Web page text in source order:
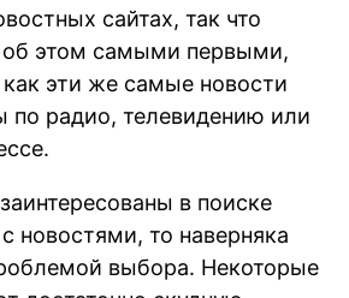
сайтах, так что
об этом самыми первыми,
как эти же самые новости
по радио, телевидению или
в поиске
новостями, то наверняка
выбора. Некоторые